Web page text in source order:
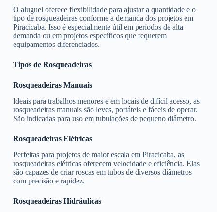
O aluguel oferece flexibilidade para ajustar a quantidade e o
tipo de rosqueadeiras conforme a demanda dos projetos em
Piracicaba. Isso é especialmente útil em períodos de alta
demanda ou em projetos específicos que requerem
equipamentos diferenciados.
Tipos de Rosqueadeiras
Rosqueadeiras Manuais
Ideais para trabalhos menores e em locais de difícil acesso, as
rosqueadeiras manuais são leves, portáteis e fáceis de operar.
São indicadas para uso em tubulações de pequeno diâmetro.
Rosqueadeiras Elétricas
Perfeitas para projetos de maior escala em Piracicaba, as
rosqueadeiras elétricas oferecem velocidade e eficiência. Elas
são capazes de criar roscas em tubos de diversos diâmetros
com precisão e rapidez.
Rosqueadeiras Hidráulicas